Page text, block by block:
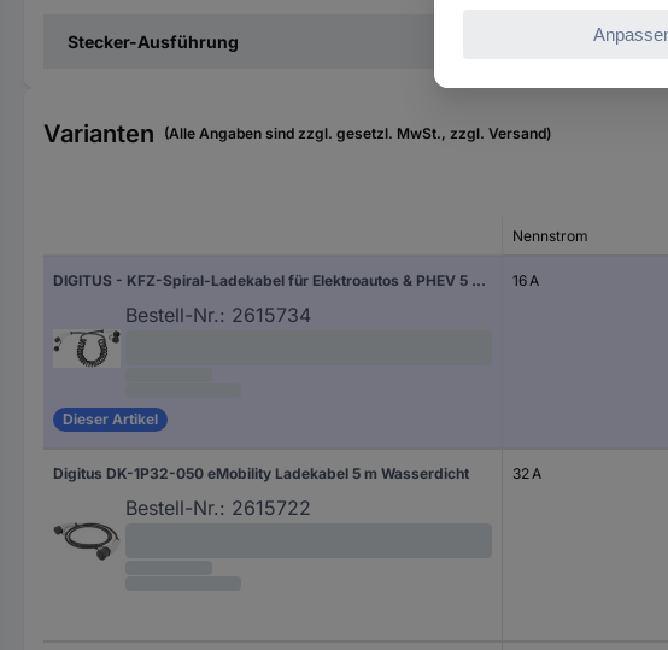
Stecker-Ausführung
Varianten (Alle Angaben sind zzgl. gesetzl. MwSt., zzgl. Versand)
Nennstrom
DIGITUS - KFZ-Spiral-Ladekabel für Elektroautos & PHEV 5 m Typ 2 Mode 3 3-Phasig 16 A 11 kW Schwarz
Bestell-Nr.: 2615734
Dieser Artikel
16 A
Digitus DK-1P32-050 eMobility Ladekabel 5 m Wasserdicht
Bestell-Nr.: 2615722
32 A